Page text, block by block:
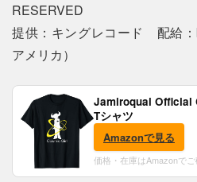
RESERVED
提供：キングレコード 配給
アメリカ）
Jamiroquai Official
Tシャツ
Amazonで見る
価格・在庫はAmazonで